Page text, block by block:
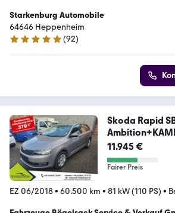
Starkenburg Automobile
64646 Heppenheim
5 Sterne
(92)
Skoda Rapid SB
ALU+
11.945 €
Fairer Preis
EZ 06/2018• 60.500 km • 81 kW (110 PS) •